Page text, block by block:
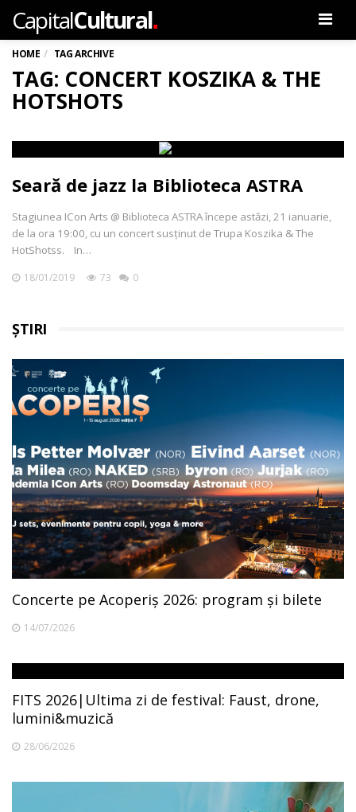
CapitalCultural.
HOME TAG ARCHIVE
TAG: CONCERT KOSZIKA & THE
HOTSHOTS
Seară de jazz la Biblioteca ASTRA
Stagiunea ICon Arts @ Biblioteca ASTRA începe astăzi, 21 ianuarie,
de la ora 19:00, cu un concert susținut de Trupa Koszika & The
HotShotss. In…
18/01/2019 73 0
ȘTIRI
Concerte pe Acoperiș 2026: program și bilete
14/07/2026
FITS 2026|Ultima zi de festival: Faust, drone,
lumini&muzică
28/06/2026